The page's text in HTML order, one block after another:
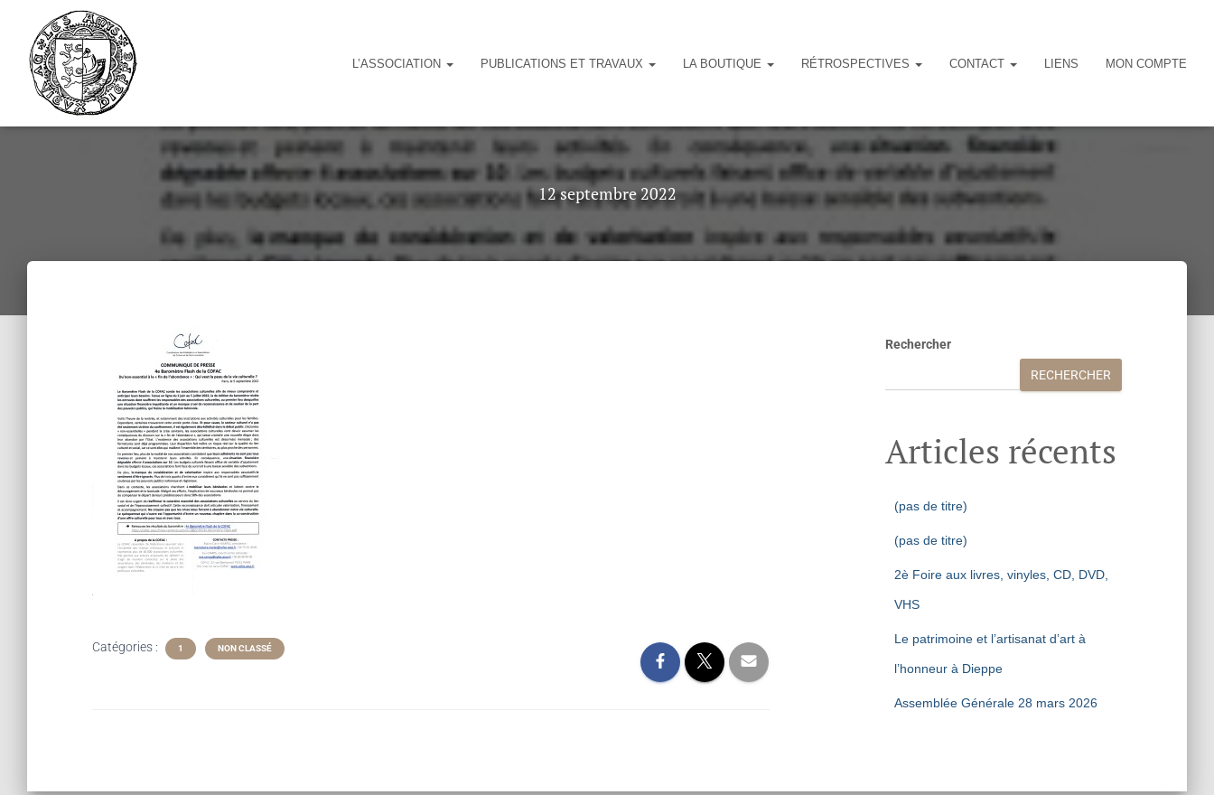
L’ASSOCIATION PUBLICATIONS ET TRAVAUX LA BOUTIQUE RÉTROSPECTIVES CONTACT LIENS MON COMPTE
12 septembre 2022
Catégories : 1 NON CLASSÉ
Rechercher
RECHERCHER
Articles récents
(pas de titre)
(pas de titre)
2è Foire aux livres, vinyles, CD, DVD,
VHS
Le patrimoine et l’artisanat d’art à
l’honneur à Dieppe
Assemblée Générale 28 mars 2026
Cookies management panel